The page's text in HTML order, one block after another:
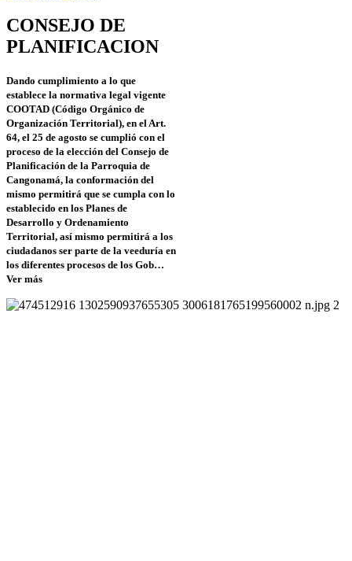
CONSEJO DE
PLANIFICACION
Dando cumplimiento a lo que
establece la normativa legal vigente
COOTAD (Código Orgánico de
Organización Territorial), en el Art.
64, el 25 de agosto se cumplió con el
proceso de la elección del Consejo de
Planificación de la Parroquia de
Cangonamá, la conformación del
mismo permitirá que se cumpla con lo
establecido en los Planes de
Desarrollo y Ordenamiento
Territorial, así mismo permitirá a los
ciudadanos ser parte de la veeduría en
los diferentes procesos de los Gob…
Ver más